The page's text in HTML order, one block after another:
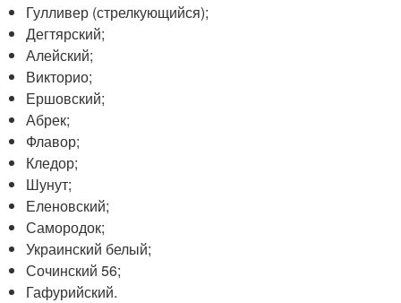
Гулливер (стрелкующийся);
Дегтярский;
Алейский;
Викторио;
Ершовский;
Абрек;
Флавор;
Кледор;
Шунут;
Еленовский;
Самородок;
Украинский белый;
Сочинский 56;
Гафурийский.